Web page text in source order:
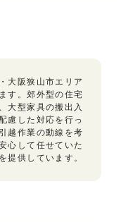
大阪狭山市エリア
す。郊外型の住宅
大型家具の搬出入
慮した対応を行っ
越作業の動線を考
心して任せていた
提供しています。